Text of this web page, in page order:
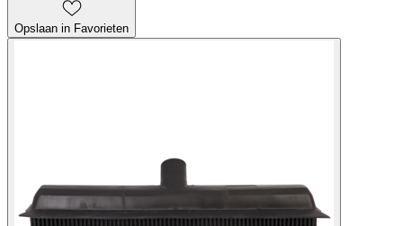
Opslaan in Favorieten